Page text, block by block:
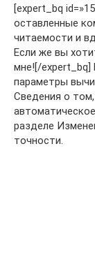
[expert_bq
оставленные
читаемости и
Если же вы
мне![/expert_bq]
параметры
Сведения о
разделе
точности.